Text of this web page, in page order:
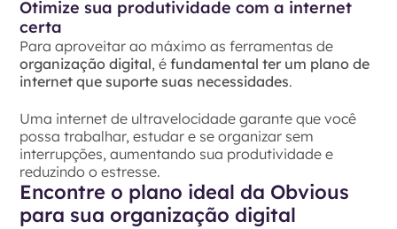
Otimize sua produtividade com a internet
certa
Para aproveitar ao máximo as ferramentas de
organização digital, éfundamental ter um plano de
internet que suporte suas necessidades.
Uma internet de ultravelocidade garante que você
possa trabalhar, estudar e se organizar sem
interrupções, aumentando sua produtividade e
reduzindo o estresse.
Encontre o plano ideal da Obvious
para sua organização digital